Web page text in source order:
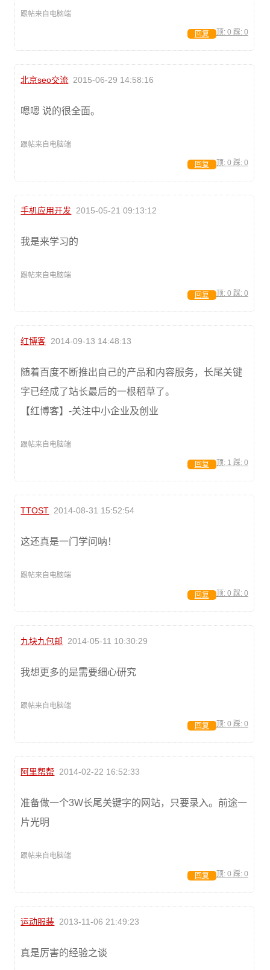
跟帖来自电脑端
顶: 0 踩: 0
回复
北京seo交流 2015-06-29 14:58:16
嗯嗯 说的很全面。
跟帖来自电脑端
顶: 0 踩: 0
回复
手机应用开发 2015-05-21 09:13:12
我是来学习的
跟帖来自电脑端
顶: 0 踩: 0
回复
红博客 2014-09-13 14:48:13
随着百度不断推出自己的产品和内容服务，长尾关键
字已经成了站长最后的一根稻草了。
【红博客】-关注中小企业及创业
跟帖来自电脑端
顶: 1 踩: 0
回复
TTOST 2014-08-31 15:52:54
这还真是一门学问呐！
跟帖来自电脑端
顶: 0 踩: 0
回复
九块九包邮 2014-05-11 10:30:29
我想更多的是需要细心研究
跟帖来自电脑端
顶: 0 踩: 0
回复
阿里帮帮 2014-02-22 16:52:33
准备做一个3W长尾关键字的网站，只要录入。前途一
片光明
跟帖来自电脑端
顶: 0 踩: 0
回复
运动服装 2013-11-06 21:49:23
真是厉害的经验之谈